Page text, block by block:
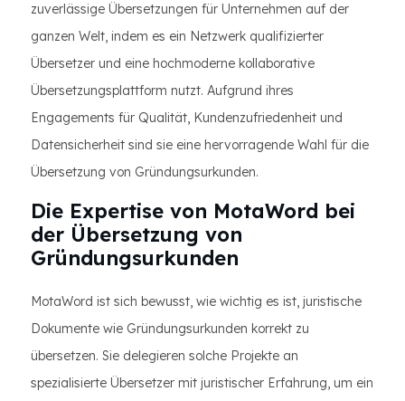
zuverlässige Übersetzungen für Unternehmen auf der
ganzen Welt, indem es ein Netzwerk qualifizierter
Übersetzer und eine hochmoderne kollaborative
Übersetzungsplattform nutzt. Aufgrund ihres
Engagements für Qualität, Kundenzufriedenheit und
Datensicherheit sind sie eine hervorragende Wahl für die
Übersetzung von Gründungsurkunden.
Die Expertise von MotaWord bei
der Übersetzung von
Gründungsurkunden
MotaWord ist sich bewusst, wie wichtig es ist, juristische
Dokumente wie Gründungsurkunden korrekt zu
übersetzen. Sie delegieren solche Projekte an
spezialisierte Übersetzer mit juristischer Erfahrung, um ein